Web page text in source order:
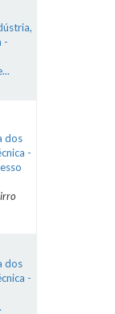
-
dos
-
dos
-